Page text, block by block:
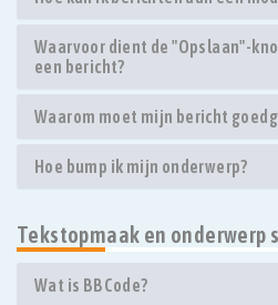
Waarvoor dient de "Opslaan"-
een bericht?
Waarom moet mijn bericht
Hoe bump ik mijn onderwerp?
Tekstopmaak en onderwerp
Wat is BBCode?